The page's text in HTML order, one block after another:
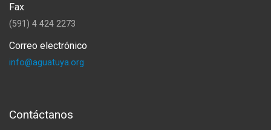
Fax
(591) 4 424 2273
Correo electrónico
info@aguatuya.org
Contáctanos